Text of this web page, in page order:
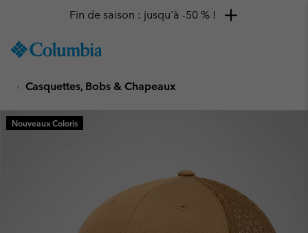
TO
SKIP
MAIN
NAV
Fin de saison : jusqu'à -50 % !
Casquettes, Bobs & Chapeaux
Nouveaux Coloris